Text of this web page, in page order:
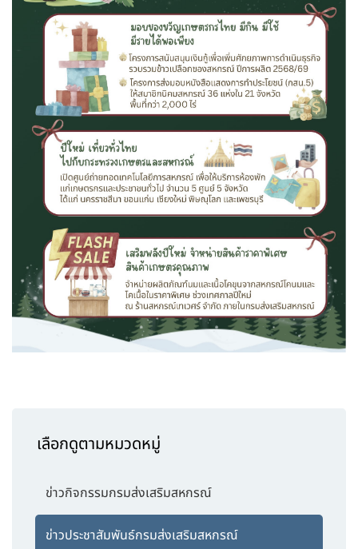
เลือกดูตามหมวดหมู่
ข่าวกิจกรรมกรมส่งเสริมสหกรณ์
ข่าวประชาสัมพันธ์กรมส่งเสริมสหกรณ์